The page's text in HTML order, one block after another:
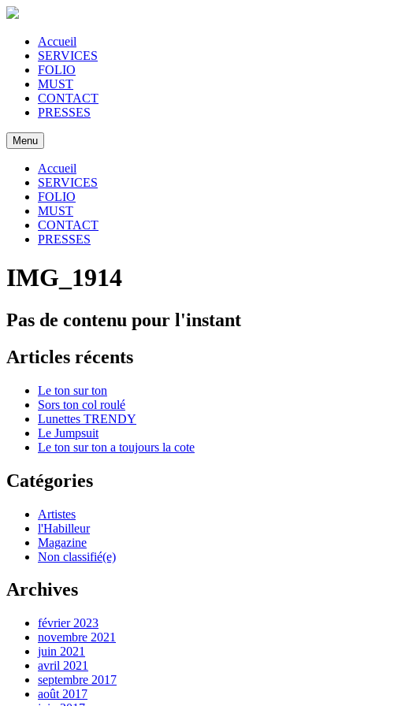
Accueil
SERVICES
FOLIO
MUST
CONTACT
PRESSES
Menu
Accueil
SERVICES
FOLIO
MUST
CONTACT
PRESSES
IMG_1914
Pas de contenu pour l'instant
Articles récents
Le ton sur ton
Sors ton col roulé
Lunettes TRENDY
Le Jumpsuit
Le ton sur ton a toujours la cote
Catégories
Artistes
l'Habilleur
Magazine
Non classifié(e)
Archives
février 2023
novembre 2021
juin 2021
avril 2021
septembre 2017
août 2017